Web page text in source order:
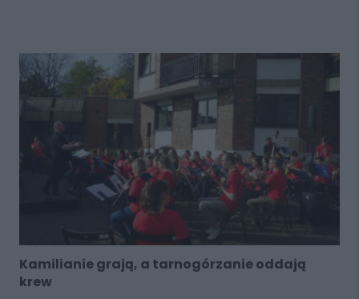
Kamilianie grają, a tarnogórzanie oddają
krew